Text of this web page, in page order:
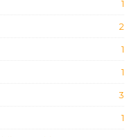
1
2
1
1
3
1